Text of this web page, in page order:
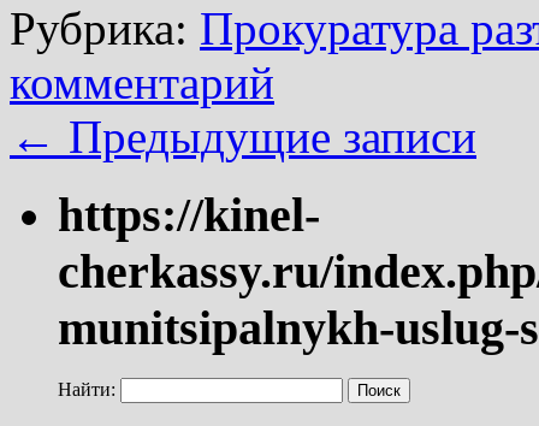
Рубрика: Прокуратура
комментарий
← Предыдущие записи
https://kinel-
cherkassy.ru/
munitsipalnykh-uslug-
Найти: